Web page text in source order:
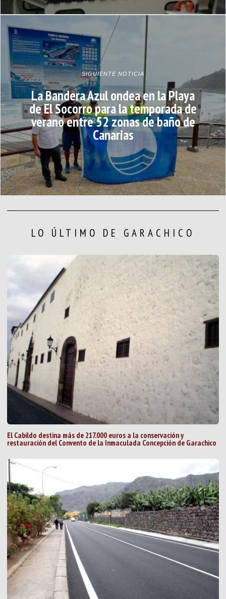
SIGUIENTE NOTICIA
La Bandera Azul ondea en la Playa
de El Socorro para la temporada de
verano entre 52 zonas de baño de
Canarias
LO ÚLTIMO DE GARACHICO
El Cabildo destina más de 217.000 euros a la conservación y
restauración del Convento de la Inmaculada Concepción de Garachico